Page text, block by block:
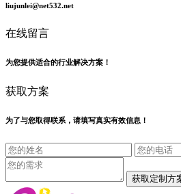
liujunlei@net532.net
在线留言
为您提供适合的行业解决方案！
获取方案
为了与您取得联系，请填写真实有效信息！